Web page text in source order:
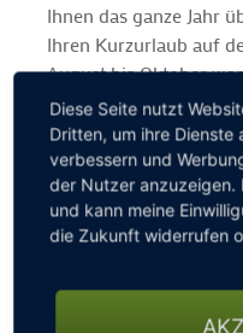
Ihnen das ganze Jahr
Ihren Kurzurlaub auf
August bis Oktober
Summer“ als
Richtige, um die
dem Alltag zu kommen.
Golfgenuss pur mit
Genießen Sie Ihren
Diese Seite nutzt
Dritten, um ihre
verbessern und
der Nutzer anzuzeigen.
und kann meine
die Zukunft widerrufen